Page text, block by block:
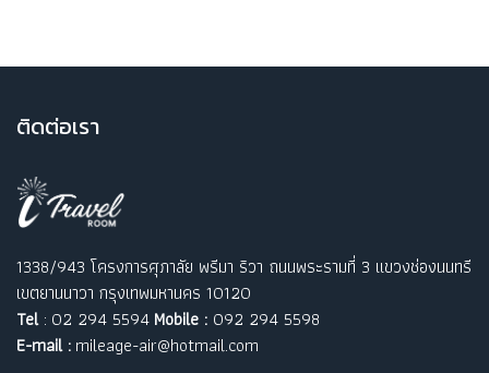
ติดต่อเรา
1338/943 โครงการศุภาลัย พรีมา ริวา ถนนพระรามที่ 3 แขวงช่องนนทรี
เขตยานนาวา กรุงเทพมหานคร 10120
Tel: 02 294 5594 Mobile : 092 294 5598
E-mail : mileage-air@hotmail.com